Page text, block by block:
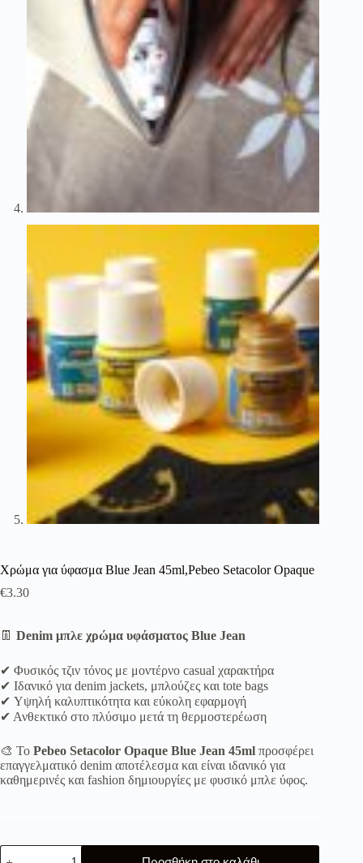
Χρώμα για ύφασμα Blue Jean 45ml,Pebeo Setacolor Opaque
€3.30
👖 Denim μπλε χρώμα υφάσματος Blue Jean
✔ Φυσικός τζιν τόνος με μοντέρνο casual χαρακτήρα
✔ Ιδανικό για denim jackets, μπλούζες και tote bags
✔ Υψηλή καλυπτικότητα και εύκολη εφαρμογή
✔ Ανθεκτικό στο πλύσιμο μετά τη θερμοστερέωση
🎨 Το Pebeo Setacolor Opaque Blue Jean 45ml προσφέρει
επαγγελματικό denim αποτέλεσμα και είναι ιδανικό για
καθημερινές και fashion δημιουργίες με φυσικό μπλε ύφος.
Χρώμα